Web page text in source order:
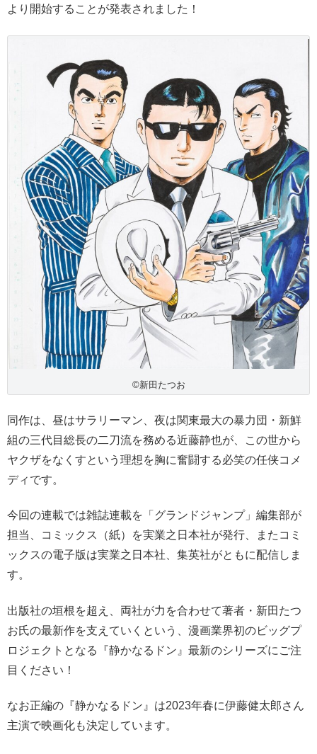
より開始することが発表されました！
©新田たつお
同作は、昼はサラリーマン、夜は関東最大の暴力団・新鮮
組の三代目総長の二刀流を務める近藤静也が、この世から
ヤクザをなくすという理想を胸に奮闘する必笑の任侠コメ
ディです。
今回の連載では雑誌連載を「グランドジャンプ」編集部が
担当、コミックス（紙）を実業之日本社が発行、またコミ
ックスの電子版は実業之日本社、集英社がともに配信しま
す。
出版社の垣根を超え、両社が力を合わせて著者・新田たつ
お氏の最新作を支えていくという、漫画業界初のビッグプ
ロジェクトとなる『静かなるドン』最新のシリーズにご注
目ください！
なお正編の『静かなるドン』は2023年春に伊藤健太郎さん
主演で映画化も決定しています。